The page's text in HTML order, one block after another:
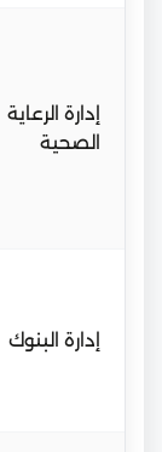
إدارة الرعاية
الصحية
إدارة البنوك